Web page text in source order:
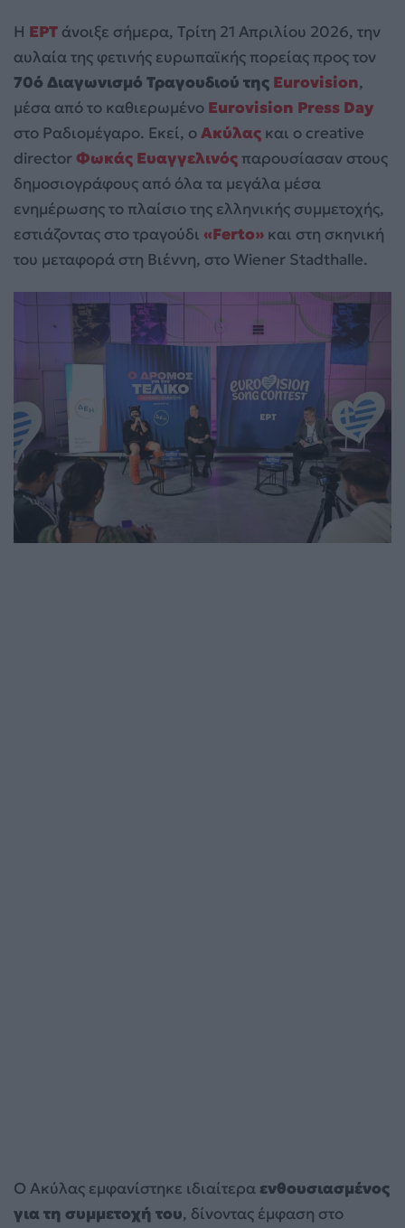
Η ΕΡΤ άνοιξε σήμερα, Τρίτη 21 Απριλίου 2026, την
αυλαία της φετινής ευρωπαϊκής πορείας προς τον
70ό Διαγωνισμό Τραγουδιού της Eurovision,
μέσα από το καθιερωμένο Eurovision Press Day
στο Ραδιομέγαρο. Εκεί, οΑκύλας και ο creative
directorΦωκάς Ευαγγελινός παρουσίασαν στους
δημοσιογράφους από όλα τα μεγάλα μέσα
ενημέρωσης το πλαίσιο της ελληνικής συμμετοχής,
εστιάζοντας στο τραγούδι «Ferto» και στη σκηνική
του μεταφορά στη Βιέννη, στο Wiener Stadthalle.
Ο Ακύλας εμφανίστηκε ιδιαίτερα ενθουσιασμένος
για τη συμμετοχή του, δίνοντας έμφαση στο